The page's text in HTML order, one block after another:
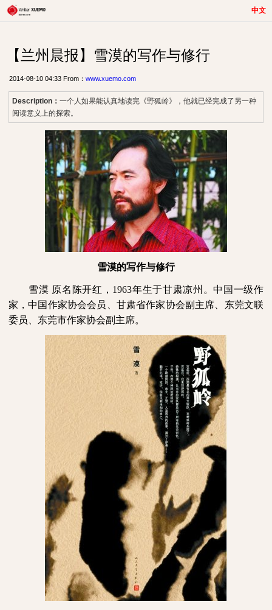
中文
【兰州晨报】雪漠的写作与修行
2014-08-10 04:33 From： www.xuemo.com
Description： 一个人如果能认真地读完《野狐岭》，他就已经完成了另一种
阅读意义上的探索。
雪漠的写作与修行
雪漠 原名陈开红， 1963年生于甘肃凉州。中国一级作
家，中国作家协会会员、甘肃省作家协会副主席、东莞文联
委员、东莞市作家协会副主席。